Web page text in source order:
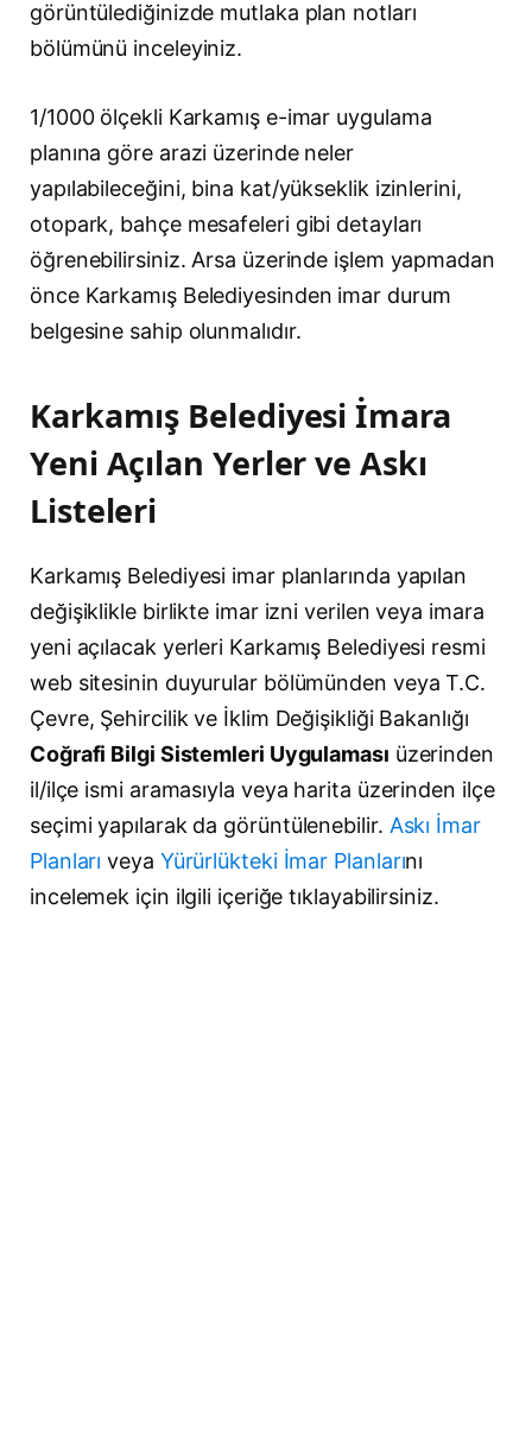
görüntülediğinizde mutlaka plan notları
bölümünü inceleyiniz.
1/1000 ölçekli Karkamış e-imar uygulama
planına göre arazi üzerinde neler
yapılabileceğini, bina kat/yükseklik izinlerini,
otopark, bahçe mesafeleri gibi detayları
öğrenebilirsiniz. Arsa üzerinde işlem yapmadan
önce Karkamış Belediyesinden imar durum
belgesine sahip olunmalıdır.
Karkamış Belediyesi İmara
Yeni Açılan Yerler ve Askı
Listeleri
Karkamış Belediyesi imar planlarında yapılan
değişiklikle birlikte imar izni verilen veya imara
yeni açılacak yerleri Karkamış Belediyesi resmi
web sitesinin duyurular bölümünden veya T.C.
Çevre, Şehircilik ve İklim Değişikliği Bakanlığı
Coğrafi Bilgi Sistemleri Uygulaması üzerinden
il/ilçe ismi aramasıyla veya harita üzerinden ilçe
seçimi yapılarak da görüntülenebilir. Askı İmar
Planları veya Yürürlükteki İmar Planlarını
incelemek için ilgili içeriğe tıklayabilirsiniz.